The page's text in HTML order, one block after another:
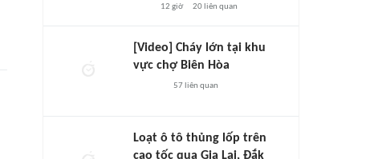
12 giờ 20liên quan
[Video] Cháy lớn tại khu
vực chợ Biên Hòa
57liên quan
Loạt ô tô thủng lốp trên
cao tốc qua Gia Lai, Đắk